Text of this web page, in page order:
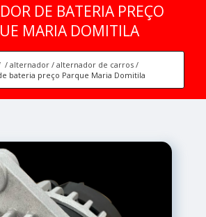
DE BATERIA PREÇO
MARIA DOMITILA
alternador
alternador de carros
bateria preço Parque Maria Domitila